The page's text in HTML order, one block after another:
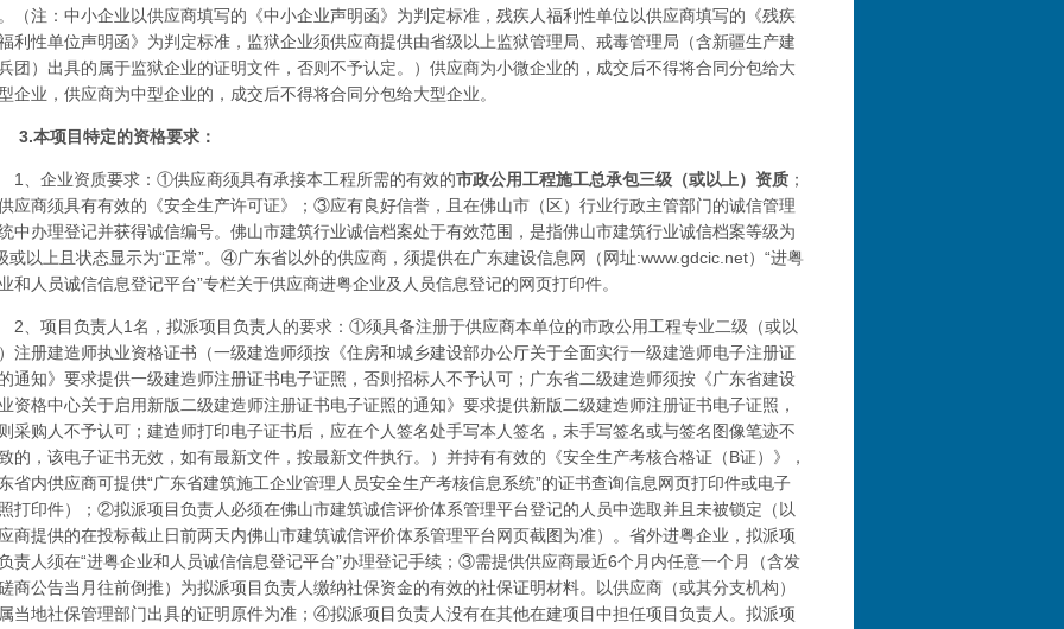
（注：中小企业以供应商填写的《中小企业声明函》为判定标准，残疾人福利性单位以供应商填写的《残疾
利性单位声明函》为判定标准，监狱企业须供应商提供由省级以上监狱管理局、戒毒管理局（含新疆生产建
团）出具的属于监狱企业的证明文件，否则不予认定。）供应商为小微企业的，成交后不得将合同分包给大
企业，供应商为中型企业的，成交后不得将合同分包给大型企业。
3.本项目特定的资格要求：
1、 企业资质要求： ①供应商须具有承接本工程所需的有效的市政公用工程施工总承包三级（或以上）资质 ；
应商须具有有效的《安全生产许可证》；③应有良好信誉，且在佛山市（区）行业行政主管部门的诚信管理
中办理登记并获得诚信编号。佛山市建筑行业诚信档案处于有效范围，是指佛山市建筑行业诚信档案等级为
或以上且状态显示为“正常”。 ④广东省以外的供应商，须提供在广东建设信息网（网址:www.gdcic.net）“进粤
和人员诚信信息登记平台”专栏关于供应商进粤企业及人员信息登记的网页打印件。
2、项目负责人1名， 拟派项目负责人的要求： ①须具备注册于供应商本单位的市政公用工程专业二级（或以
）注册建造师执业资格证书（一级建造师须按《住房和城乡建设部办公厅关于全面实行一级建造师电子注册证
通知》要求提供一级建造师注册证书电子证照，否则招标人不予认可；广东省二级建造师须按《广东省建设
资格中心关于启用新版二级建造师注册证书电子证照的通知》要求提供新版二级建造师注册证书电子证照，
采购 人不予认可；建造师打印电子证书后，应在个人签名处手写本人签名，未手写签名或与签名图像笔迹不
的，该电子证书无效，如有最新文件，按最新文件执行。）并持有有效的《安全生产考核合格证（B证）》，
省内供应商可提供“广东省建筑施工企业管理人员安全生产考核信息系统”的证书查询信息网页打印件或电子
打印件）；②拟派项目负责人必须在佛山市建筑诚信评价体系管理平台登记的人员中选取并且未被锁定（以
商提供的在投标截止日前两天内佛山市建筑诚信评价体系管理平台网页截图为准）。省外进粤企业，拟派项
责人须在“进粤企业和人员诚信信息登记平台”办理登记手续； ③需提供供应商最近6个月内任意一个月（含发
商公告当月往前倒推）为拟派项目负责人缴纳社保资金的有效的社保证明材料。以供应商（或其分支机构）
当地社保管理部门出具的证明原件为准； ④拟派项目负责人没有在其他在建项目中担任项目负责人。拟派项